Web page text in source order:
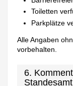
Toiletten
Parkplätze
Alle Angaben
vorbehalten.
6.